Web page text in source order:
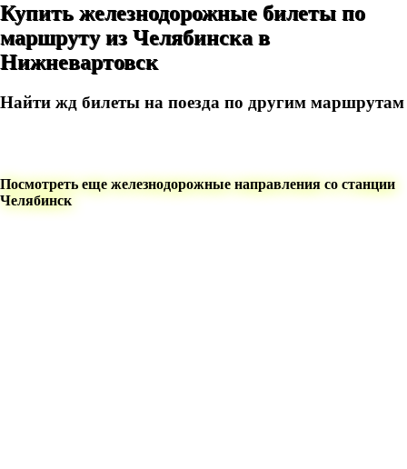
Купить железнодорожные билеты по
маршруту из Челябинска в
Нижневартовск
Найти жд билеты на поезда по другим маршрутам
Посмотреть еще железнодорожные направления со станции
Челябинск